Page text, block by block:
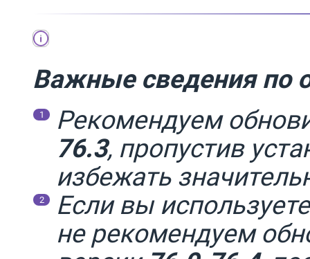
Важные сведения по
Рекомендуем
76.3, пропустив
избежать
Если вы
не рекомендуем